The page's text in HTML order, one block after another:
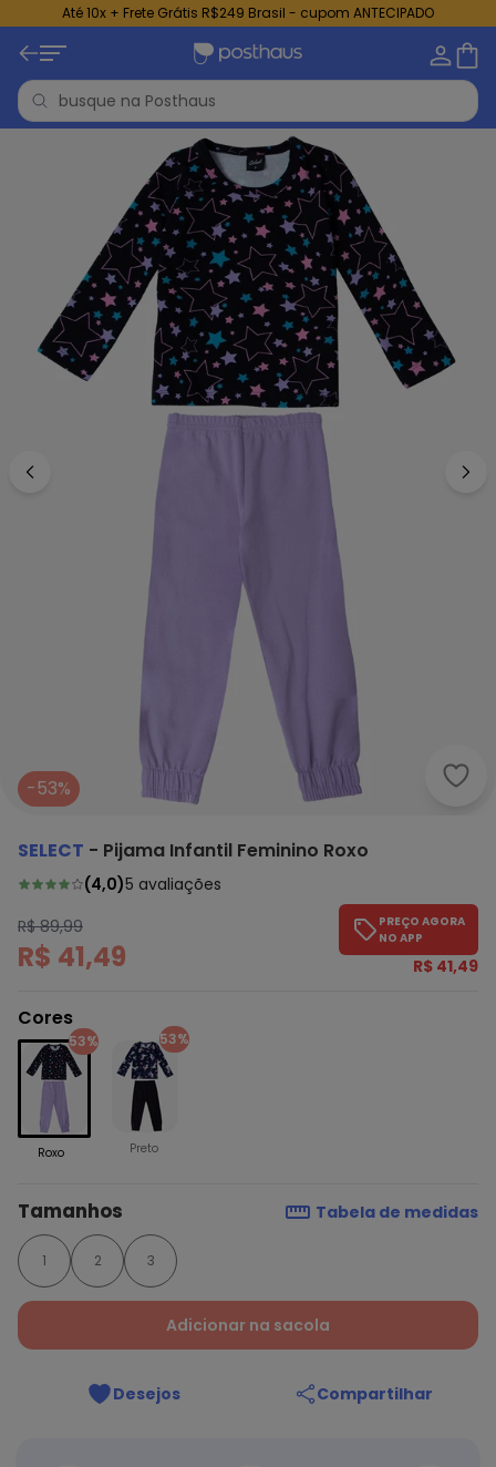
Até 10x + Frete Grátis R$249 Brasil - cupom ANTECIPADO
-53%
SELECT - Pijama Infantil Feminino Roxo
(4,0)5 avaliações
R$ 89,99
R$ 41,49
PREÇO AGORA
NO APP
R$ 41,49
Cores
53%
Roxo
53%
Preto
Tamanhos Tabela de medidas
1 2 3
Adicionar na sacola
Desejos Compartilhar